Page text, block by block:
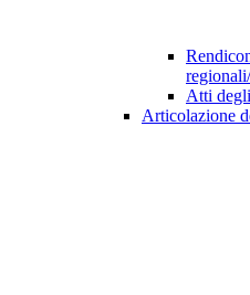
Atti
Articolazione